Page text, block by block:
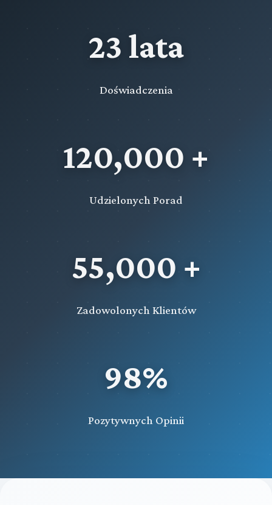
23 lata
Doświadczenia
120,000 +
Udzielonych Porad
55,000 +
Zadowolonych Klientów
98%
Pozytywnych Opinii